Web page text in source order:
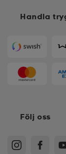
Handla
Följ oss